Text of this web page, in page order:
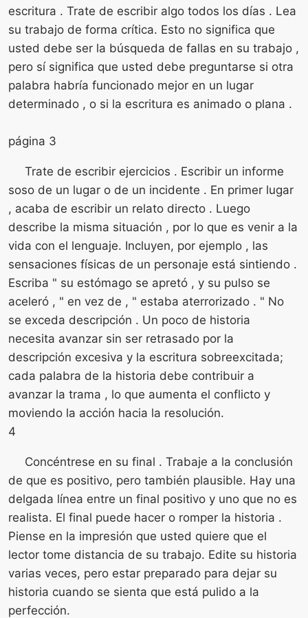
escritura . Trate de escribir algo todos los días . Lea
su trabajo de forma crítica. Esto no significa que
usted debe ser la búsqueda de fallas en su trabajo ,
pero sí significa que usted debe preguntarse si otra
palabra habría funcionado mejor en un lugar
determinado , o si la escritura es animado o plana .
página 3
Trate de escribir ejercicios . Escribir un informe
soso de un lugar o de un incidente . En primer lugar
, acaba de escribir un relato directo . Luego
describe la misma situación , por lo que es venir a la
vida con el lenguaje. Incluyen, por ejemplo , las
sensaciones físicas de un personaje está sintiendo .
Escriba " su estómago se apretó , y su pulso se
aceleró , " en vez de , " estaba aterrorizado . " No
se exceda descripción . Un poco de historia
necesita avanzar sin ser retrasado por la
descripción excesiva y la escritura sobreexcitada;
cada palabra de la historia debe contribuir a
avanzar la trama , lo que aumenta el conflicto y
moviendo la acción hacia la resolución.
4
Concéntrese en su final . Trabaje a la conclusión
de que es positivo, pero también plausible. Hay una
delgada línea entre un final positivo y uno que no es
realista. El final puede hacer o romper la historia .
Piense en la impresión que usted quiere que el
lector tome distancia de su trabajo. Edite su historia
varias veces, pero estar preparado para dejar su
historia cuando se sienta que está pulido a la
perfección.